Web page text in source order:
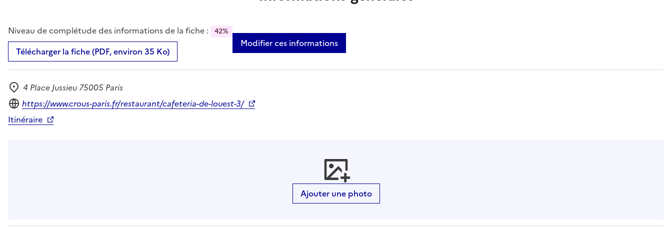
Niveau de complétude des informations de la fiche : 42%
Télécharger la fiche (PDF, environ 35 Ko)
Modifier ces informations
Adresse
4 Place Jussieu 75005 Paris
Site internet
https://www.crous-paris.fr/restaurant/cafeteria-de-louest-3/
Itinéraire
Ajouter une photo